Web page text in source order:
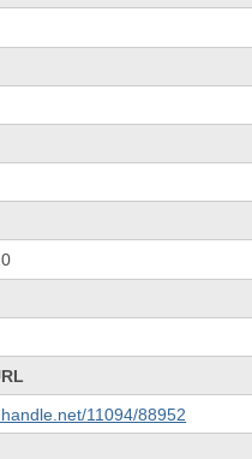
11094/88952